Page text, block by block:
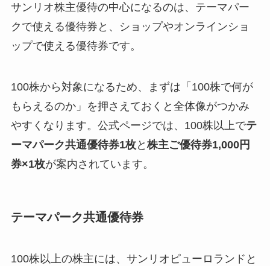
サンリオ株主優待の中心になるのは、テーマパー
クで使える優待券と、ショップやオンラインショ
ップで使える優待券です。
100株から対象になるため、まずは「100株で何が
もらえるのか」を押さえておくと全体像がつかみ
やすくなります。公式ページでは、100株以上でテ
ーマパーク共通優待券1枚と 株主ご優待券1,000円
券×1枚が案内されています。
テーマパーク共通優待券
100株以上の株主には、サンリオピューロランドと